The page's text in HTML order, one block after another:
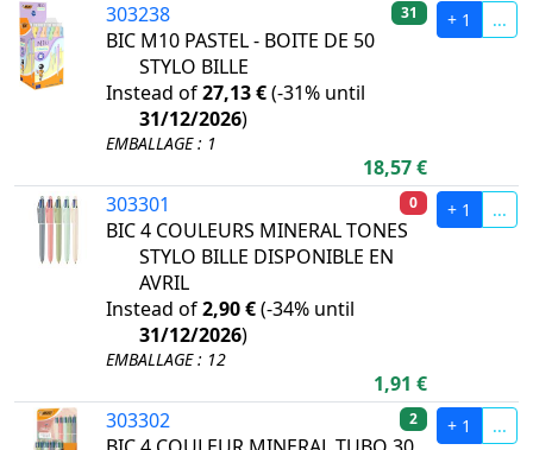
303238
BIC M10 PASTEL - BOITE DE 50
STYLO BILLE
Instead of27,13 €(-31% until
31/12/2026)
EMBALLAGE : 1
31
18,57 €
+ 1 ...
303301
BIC 4 COULEURS MINERAL TONES
STYLO BILLE DISPONIBLE EN
AVRIL
Instead of2,90 €(-34% until
31/12/2026)
EMBALLAGE : 12
0
1,91 €
+ 1 ...
303302
2 + 1 ...